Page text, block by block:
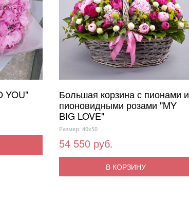
YOU"
Большая корзина с пионами и
пионовидными розами "MY
BIG LOVE"
Размер: 40x50
54 550 руб.
В КОРЗИНУ